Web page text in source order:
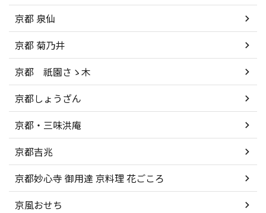
京都 泉仙
京都 菊乃井
京都 祇園さゝ木
京都しょうざん
京都・三味洪庵
京都吉兆
京都妙心寺 御用達 京料理 花ごころ
京風おせち